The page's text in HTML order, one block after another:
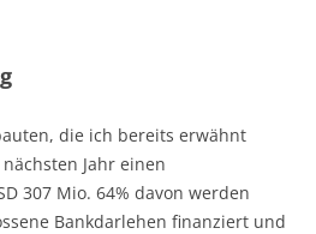
die ich bereits erwähnt
Jahr einen
307 Mio. 64% davon werden
Bankdarlehen finanziert und